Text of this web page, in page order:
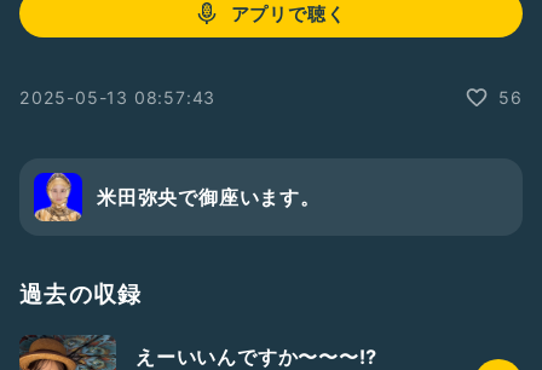
アプリで聴く
2025-05-13 08:57:43 56
米田弥央で御座います。
過去の収録
えーいいんですか〜〜〜⁉️